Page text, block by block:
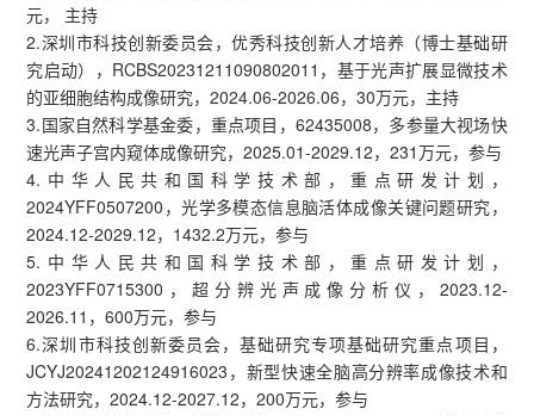
元， 主持
2.深圳市科技创新委员会，优秀科技创新人才培养（博士基础研
究启动），RCBS20231211090802011，基于光声扩展显微技术
的亚细胞结构成像研究，2024.06-2026.06，30万元，主持
3.国家自然科学基金委，重点项目，62435008，多参量大视场快
速光声子宫内窥体成像研究，2025.01-2029.12，231万元，参与
4.中华人民共和国科学技术部，重点研发计划，
2024YFF0507200，光学多模态信息脑活体成像关键问题研究，
2024.12-2029.12，1432.2万元，参与
5.中华人民共和国科学技术部，重点研发计划，
2023YFF0715300，超分辨光声成像分析仪，2023.12-
2026.11，600万元，参与
6.深圳市科技创新委员会，基础研究专项基础研究重点项目，
JCYJ20241202124916023，新型快速全脑高分辨率成像技术和
方法研究，2024.12-2027.12，200万元，参与